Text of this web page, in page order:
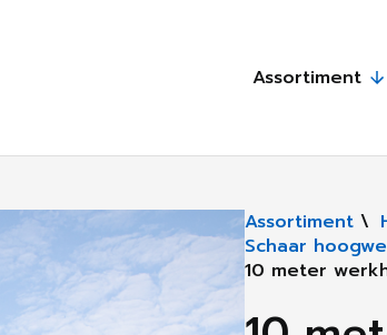
Assortiment
Assortiment \
Schaar
10 meter